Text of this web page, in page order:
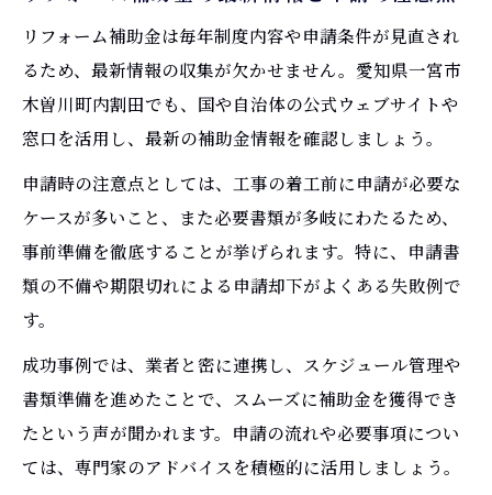
リフォーム補助金は毎年制度内容や申請条件が見直され
るため、最新情報の収集が欠かせません。愛知県一宮市
木曽川町内割田でも、国や自治体の公式ウェブサイトや
窓口を活用し、最新の補助金情報を確認しましょう。
申請時の注意点としては、工事の着工前に申請が必要な
ケースが多いこと、また必要書類が多岐にわたるため、
事前準備を徹底することが挙げられます。特に、申請書
類の不備や期限切れによる申請却下がよくある失敗例で
す。
成功事例では、業者と密に連携し、スケジュール管理や
書類準備を進めたことで、スムーズに補助金を獲得でき
たという声が聞かれます。申請の流れや必要事項につい
ては、専門家のアドバイスを積極的に活用しましょう。